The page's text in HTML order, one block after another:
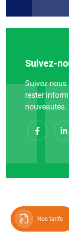
Nos tarifs
Suivez-
Suivez-nous
rester
nouveautés.